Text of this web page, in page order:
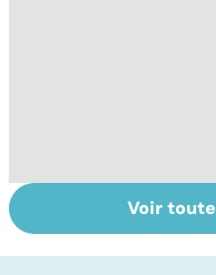
Le magnésium,
un oligo-élément
Voir